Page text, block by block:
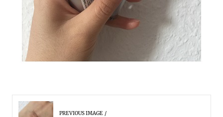
PREVIOUS IMAGE